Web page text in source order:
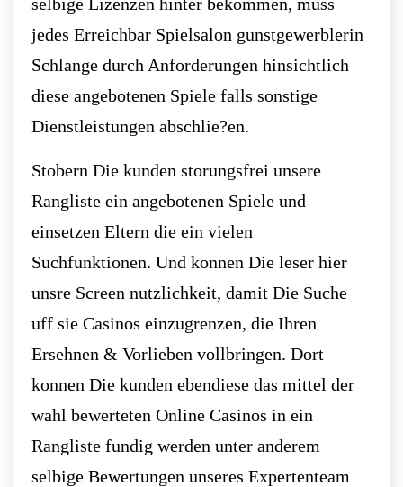
jedes Erreichbar Spielsalon gunstgewerblerin
Schlange durch Anforderungen hinsichtlich
diese angebotenen Spiele falls sonstige
Dienstleistungen abschlie?en.
Stobern Die kunden storungsfrei unsere
Rangliste ein angebotenen Spiele und
einsetzen Eltern die ein vielen
Suchfunktionen. Und konnen Die leser hier
unsre Screen nutzlichkeit, damit Die Suche
uff sie Casinos einzugrenzen, die Ihren
Ersehnen & Vorlieben vollbringen. Dort
konnen Die kunden ebendiese das mittel der
wahl bewerteten Online Casinos in ein
Rangliste fundig werden unter anderem
selbige Bewertungen unseres Expertenteam